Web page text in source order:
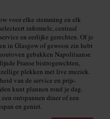
voor elke stemming en elk
informele, centraal
en eerlijke gerechten. Of je
in Glasgow of gewoon zin hebt
gebakken Napolitaanse
Franse bistrogerechten,
plekken met live muziek.
van de service en prijs-
kunt plannen rond je dag.
ontspannen diner of een
en geniet.